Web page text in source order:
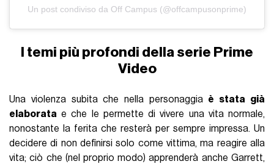
Un post condiviso da Off Campus (@offcampusonprime)
I temi più profondi della serie Prime
Video
Una violenza subita che nella personaggia è stata già
elaborata e che le permette di vivere una vita normale,
nonostante la ferita che resterà per sempre impressa. Un
decidere di non definirsi solo come vittima, ma reagire alla
vita; ciò che (nel proprio modo) apprenderà anche Garrett,